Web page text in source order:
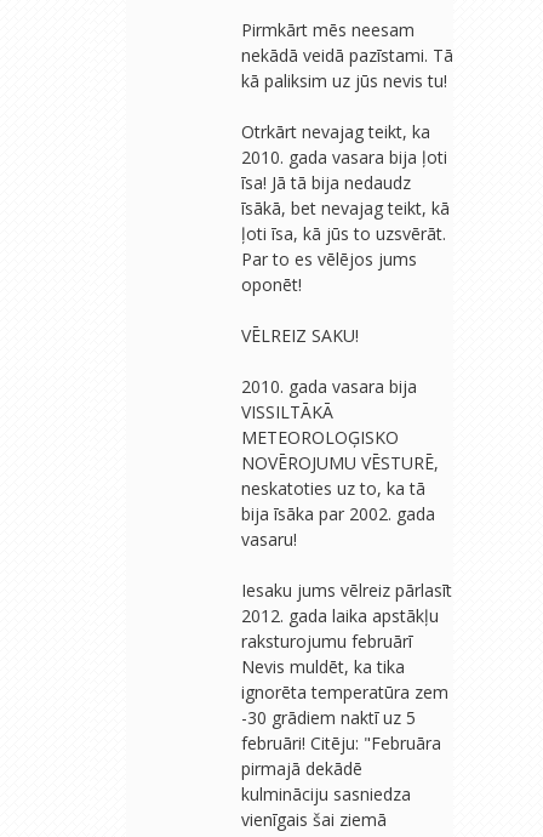
Pirmkārt mēs neesam
nekādā veidā pazīstami. Tā
kā paliksim uz jūs nevis tu!
Otrkārt nevajag teikt, ka
2010. gada vasara bija ļoti
īsa! Jā tā bija nedaudz
īsākā, bet nevajag teikt, kā
ļoti īsa, kā jūs to uzsvērāt.
Par to es vēlējos jums
oponēt!
VĒLREIZ SAKU!
2010. gada vasara bija
VISSILTĀKĀ
METEOROLOĢISKO
NOVĒROJUMU VĒSTURĒ,
neskatoties uz to, ka tā
bija īsāka par 2002. gada
vasaru!
Iesaku jums vēlreiz pārlasīt
2012. gada laika apstākļu
raksturojumu februārī
Nevis muldēt, ka tika
ignorēta temperatūra zem
-30 grādiem naktī uz 5
februāri! Citēju: "Februāra
pirmajā dekādē
kulmināciju sasniedza
vienīgais šai ziemā